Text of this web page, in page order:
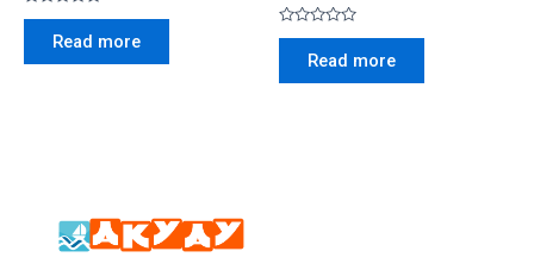
Rated
Read more
Rated
Read more